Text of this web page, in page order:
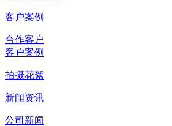
客户案例
合作客户
客户案例
拍摄花絮
新闻资讯
公司新闻